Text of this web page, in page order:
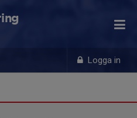
Logga in